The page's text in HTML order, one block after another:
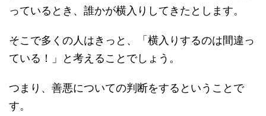
っているとき、誰かが横入りしてきたとします。
そこで多くの人はきっと、「横入りするのは間違っ
ている！」と考えることでしょう。
つまり、善悪についての判断をするということで
す。